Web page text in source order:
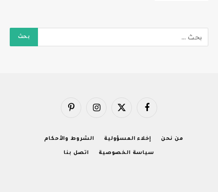
فيسبوك X
الانستغرامبينتيريست
من نحن إخلاء المسؤولية الشروط والأحكام
سياسة الخصوصية اتصل بنا